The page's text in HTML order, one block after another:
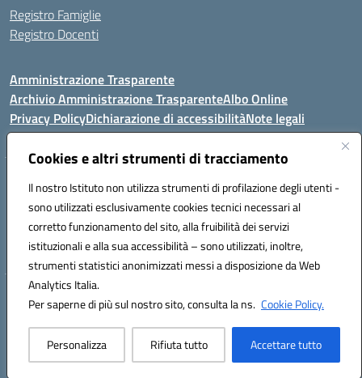
Cookies e altri strumenti di tracciamento
Il nostro Istituto non utilizza strumenti di profilazione degli utenti -
sono utilizzati esclusivamente cookies tecnici necessari al
corretto funzionamento del sito, alla fruibilità dei servizi
istituzionali e alla sua accessibilità – sono utilizzati, inoltre,
strumenti statistici anonimizzati messi a disposizione da Web
Analytics Italia.
Per saperne di più sul nostro sito, consulta la ns. Cookie Policy.
Personalizza Rifiuta tutto Accettare tutto
Registro Famiglie
Registro Docenti
Amministrazione Trasparente
Archivio Amministrazione TrasparenteAlbo Online
Privacy PolicyDichiarazione di accessibilitàNote legali
Istituto Comprensivo Statale
8° G. FALCONE – R. SCAUDA"
Via Cupa Campanariello, 5 - 80059, Torre del Greco (NA)
Tel. +39 0818834377 - Fax +39 0818834377 - Cod.Fisc. 95170530638
Email: naic8df00a@istruzione.it - PEC: naic8df00a@pec.istruzione.it
Hosting & Powered by 3D Solution S.r.l.
Concept & Design by Designers Italia